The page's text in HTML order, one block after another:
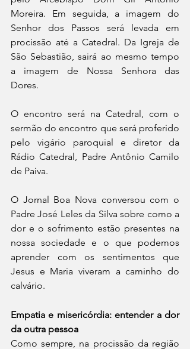
Moreira. Em seguida, a imagem do
Senhor dos Passos será levada em
procissão até a Catedral. Da Igreja de
São Sebastião, sairá ao mesmo tempo
a imagem de Nossa Senhora das
Dores.
O encontro será na Catedral, com o
sermão do encontro que será proferido
pelo vigário paroquial e diretor da
Rádio Catedral, Padre Antônio Camilo
de Paiva.
O Jornal Boa Nova conversou com o
Padre José Leles da Silva sobre como a
dor e o sofrimento estão presentes na
nossa sociedade e o que podemos
aprender com os sentimentos que
Jesus e Maria viveram a caminho do
calvário.
Empatia e misericórdia: entender a dor
da outra pessoa
‌Como sempre, na procissão da região